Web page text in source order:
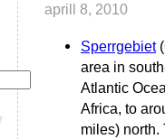
aprill 8, 2010
Sperrgebiet
area in
Atlantic
Africa, to
miles) north.